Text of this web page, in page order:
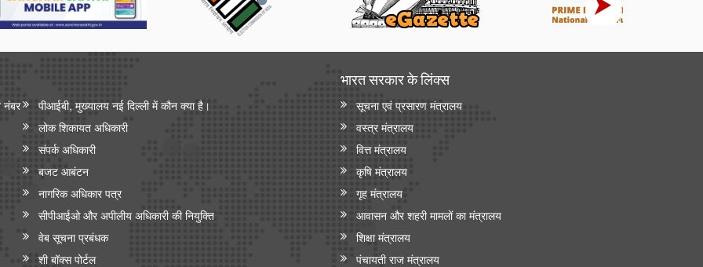
नंबर
पीआईबी, मुख्यालय नई दिल्ली में कौन क्या है।
लोक शिकायत अधिकारी
संपर्क अधिकारी
बजट आबंटन
नागरिक अधिकार पत्र
सीपीआईओ और अपी‍लीय अधिकारी की नियुक्ति
वेब सूचना प्रबंधक
शी बॉक्स पोर्टल
भारत सरकार के लिंक्‍स
सूचना एवं प्रसारण मंत्रालय
वस्त्र मंत्रालय
वित्त मंत्रालय
कृषि मंत्रालय
गृह मंत्रालय
आवासन और शहरी मामलों का मंत्रालय
शिक्षा मंत्रालय
पंचायती राज मंत्रालय